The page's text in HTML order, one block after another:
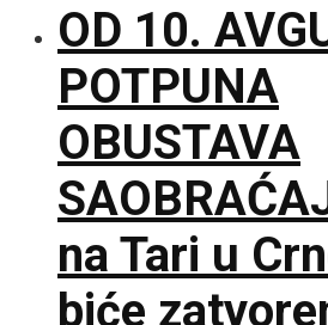
OD 10.
POTPUNA
OBUSTAVA
na Tari u
biće